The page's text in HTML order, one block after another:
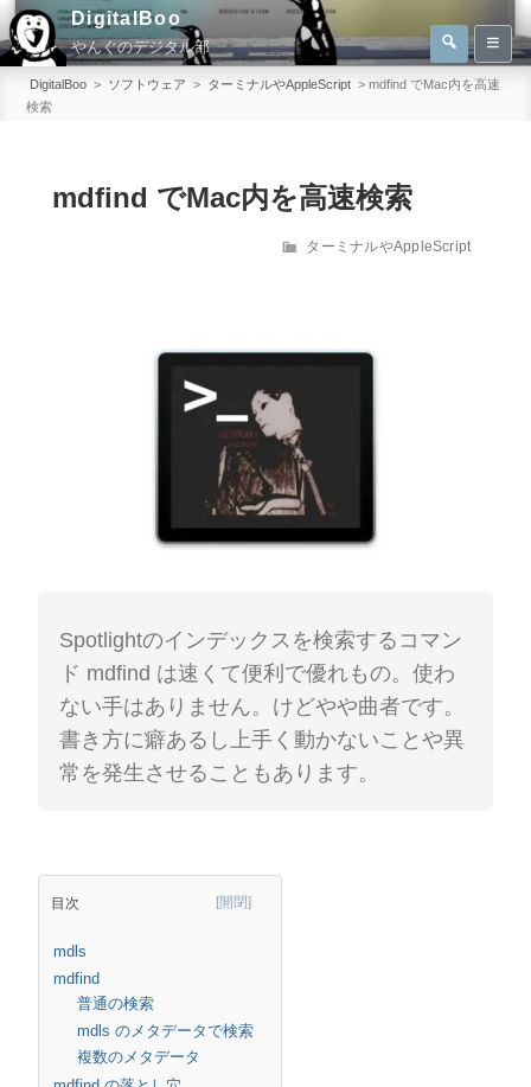
コ
ン
DigitalBoo
やんぐのデジタル部
検
索:
検
索
DigitalBoo > ソフトウェア > ターミナルやAppleScript > mdfind でMac内を高速
検索
mdfind でMac内を高速検索
カ
ターミナルやAppleScript
Spotlightのインデックスを検索するコマン
ド mdfind は速くて便利で優れもの。使わ
ない手はありません。けどやや曲者です。
書き方に癖あるし上手く動かないことや異
常を発生させることもあります。
目次
mdls
mdfind
普通の検索
mdls のメタデータで検索
複数のメタデータ